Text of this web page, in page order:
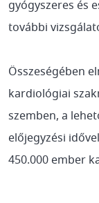
gyógyszeres és
további
Összeségében
kardiológiai
szemben, a
előjegyzési
450.000 ember